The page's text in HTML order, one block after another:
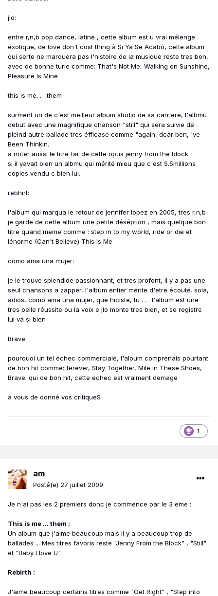
jlo:
entre r,n,b pop dance, latine , cette album est u vrai mélenge
éxotique, de love don't cost thing à Si Ya Se Acabó, cette album
qui serte ne marquera pas l'histoire de la musique reste tres bon,
avec de bonne turie comme: That's Not Me, Walking on Sunshine,
Pleasure Is Mine
this is me. . . them
surment un de c'est meilleur album studio de sa carriere, l'albmu
debut avec une magnifique chanson "still" qui sera suivie de
pleind autre ballade tres éfficase comme "again, dear ben, 've
Been Thinkin.
a noter aussi le titre far de cette opus jenny from the block
si il yavait bien un albmu qui mérité mieu que c'est 5.5millions
copies vendu c bien lui.
rebhirt:
l'album qui marqua le retour de jennifer lopez en 2005, tres r,n,b
je garde de cette album une petite déséption , mais quelque bon
titre quand meme comme : step in to my world, ride or die et
lénorme (Can't Believe) This Is Me
como ama una mujer:
je le trouve splendide passionnant, et tres profont, il y a pas une
seul chansons a zapper, l'album entier mérite d'etre écouté. sola,
adios, como ama una mujer, que hiciste, tu . . . l'album est une
tres belle réussite ou la voix e jlo monte tres bien, et se registre
lui va si bien
Brave:
pourquoi un tel échec commerciale, l'album comprenais pourtant
de bon hit comme: ferever, Stay Together, Mile in These Shoes,
Brave. qui de bon hit, cette echec est vraiment demage
a vous de donné vos critiqueS
1
am
Posté(e) 27 juillet 2009
Je n'ai pas les 2 premiers donc je commence par le 3 eme :
This is me ... them :
Un album que j'aime beaucoup mais il y a beaucoup trop de
ballades ... Mes titres favoris reste "Jenny From the Block" , "Still"
et "Baby I love U".
Rebirth :
J'aime beaucoup certains titres comme "Get Right" , "Step into